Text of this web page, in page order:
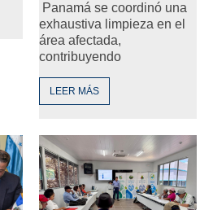
Panamá se coordinó una
exhaustiva limpieza en el
área afectada,
contribuyendo
LEER MÁS